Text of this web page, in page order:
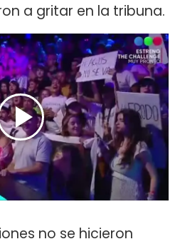
a gritar en la tribuna.
no se hicieron